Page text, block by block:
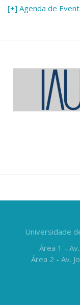
[+] Agenda de
Universidade
Área 1 -
Área 2 - Av.